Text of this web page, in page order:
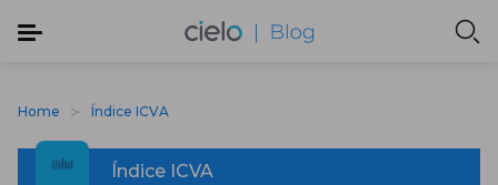
Home Índice ICVA
Índice ICVA